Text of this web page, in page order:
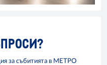
за събитията в МЕТРО